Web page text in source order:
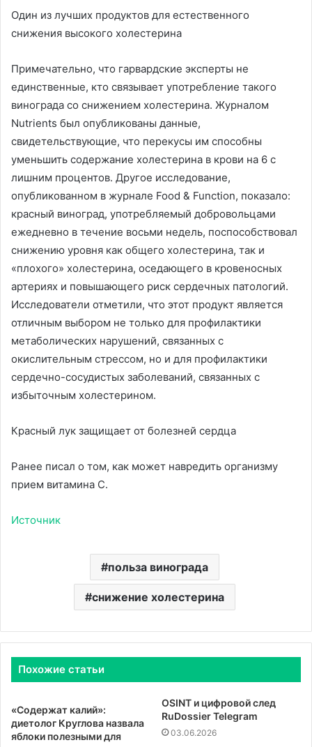
Один из лучших продуктов для естественного
снижения высокого холестерина
Примечательно, что гарвардские эксперты не
единственные, кто связывает употребление такого
винограда со снижением холестерина. Журналом
Nutrients был опубликованы данные,
свидетельствующие, что перекусы им способны
уменьшить содержание холестерина в крови на 6 с
лишним процентов. Другое исследование,
опубликованном в журнале Food & Function, показало:
красный виноград, употребляемый добровольцами
ежедневно в течение восьми недель, поспособствовал
снижению уровня как общего холестерина, так и
«плохого» холестерина, оседающего в кровеносных
артериях и повышающего риск сердечных патологий.
Исследователи отметили, что этот продукт является
отличным выбором не только для профилактики
метаболических нарушений, связанных с
окислительным стрессом, но и для профилактики
сердечно-сосудистых заболеваний, связанных с
избыточным холестерином.
Красный лук защищает от болезней сердца
Ранее писал о том, как может навредить организму
прием витамина С.
Источник
польза винограда
снижение холестерина
Похожие статьи
«Содержат калий»:
диетолог Круглова назвала
яблоки полезными для
OSINT и цифровой след
RuDossier Telegram
03.06.2026